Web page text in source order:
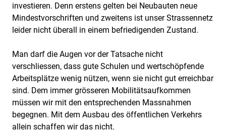
investieren. Denn erstens gelten bei Neubauten neue
Mindestvorschriften und zweitens ist unser Strassennetz
leider nicht überall in einem befriedigenden Zustand.
Man darf die Augen vor der Tatsache nicht
verschliessen, dass gute Schulen und wertschöpfende
Arbeitsplätze wenig nützen, wenn sie nicht gut erreichbar
sind. Dem immer grösseren Mobilitätsaufkommen
müssen wir mit den entsprechenden Massnahmen
begegnen. Mit dem Ausbau des öffentlichen Verkehrs
allein schaffen wir das nicht.